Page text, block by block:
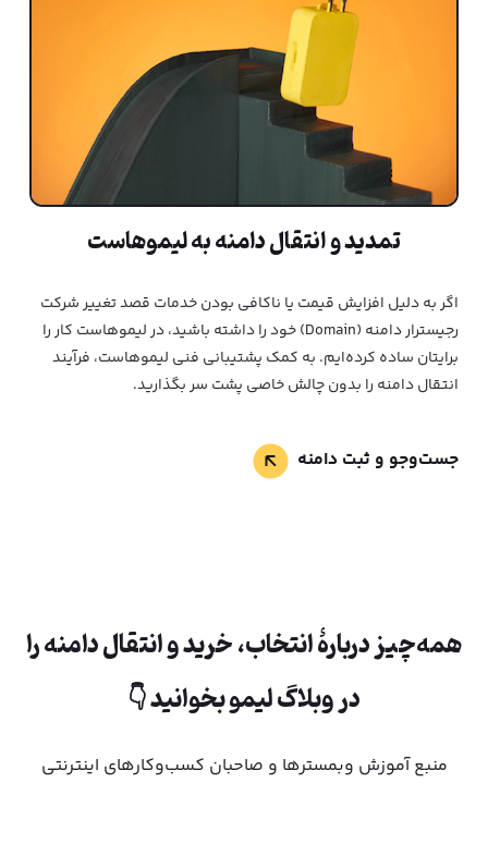
تمدید و انتقال دامنه به لیموهاست
اگر به دلیل افزایش قیمت یا ناکافی بودن خدمات قصد تغییر شرکت
رجیسترار دامنه (Domain) خود را داشته باشید، در لیمو‌هاست کار را
برایتان ساده کرده‌ایم. به کمک پشتیبانی فنی لیموهاست، فرآیند
انتقال دامنه را بدون چالش خاصی پشت سر بگذارید.
جست‌وجو و ثبت دامنه
همه‌چیز دربارۀ انتخاب، خرید و انتقال دامنه را
در وبلاگ لیمو بخوانید 👇
منبع آموزش وبمسترها و صاحبان کسب‌وکارهای اینترنتی